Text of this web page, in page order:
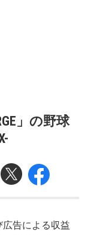
」の野球
告による収益